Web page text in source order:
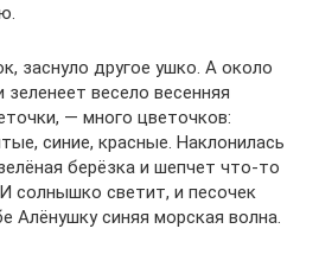
заснуло другое ушко. А около
весело весенняя
— много цветочков:
синие, красные. Наклонилась
берёзка и шепчет что-то
солнышко светит, и песочек
Алёнушку синяя морская волна.